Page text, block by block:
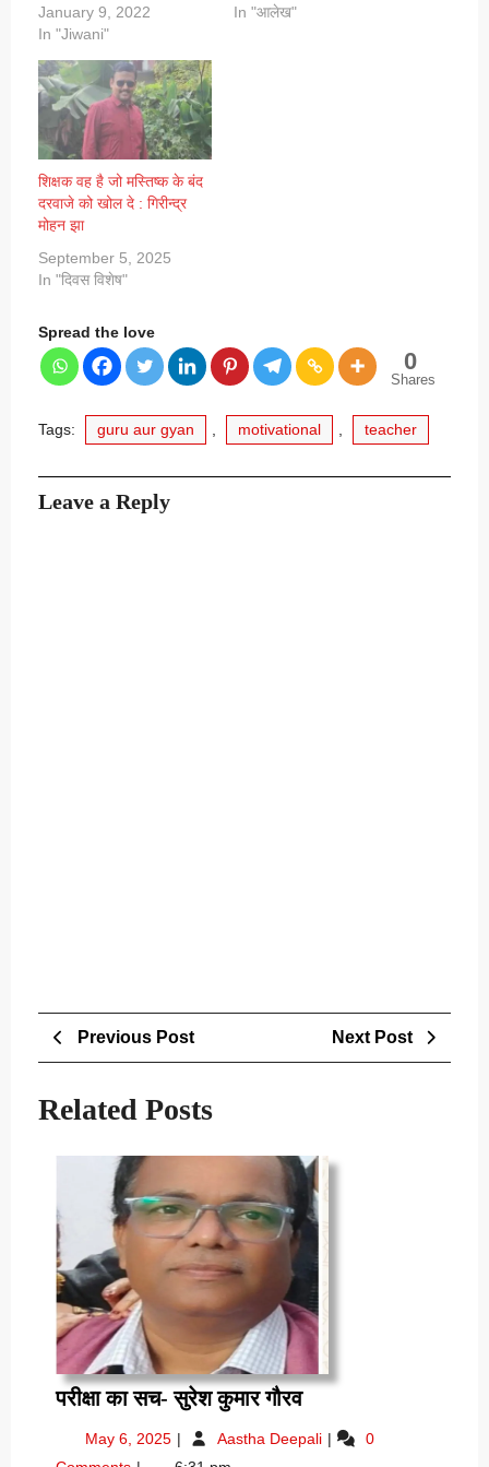
January 9, 2022
In "Jiwani"
In "आलेख"
शिक्षक वह है जो मस्तिष्क के बंद
दरवाजे को खोल दे : गिरीन्द्र
मोहन झा
September 5, 2025
In "दिवस विशेष"
Spread the love
0
Shares
Tags: guru aur gyan motivational teacher
Leave a Reply
Post
navigation
Previous PostPrevious
Next Post
Related Posts
परीक्षा का सच- सुरेश कुमार गौरवपरीक्षा
सच-
May 6, 2025 May
Aastha Deepali परीक्षा
0